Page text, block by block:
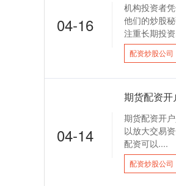
04-16
机构投资者
他们的炒股
注重长期投
配资炒股公司
04-14
期货配资
期货配资开
以放大交易
配资可以....
配资炒股公司